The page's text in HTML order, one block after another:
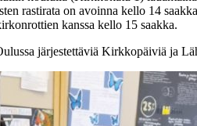
rastirata on avoinna kello 14
kanssa kello 15 saakka.
järjestettäviä Kirkkopäiviä ja